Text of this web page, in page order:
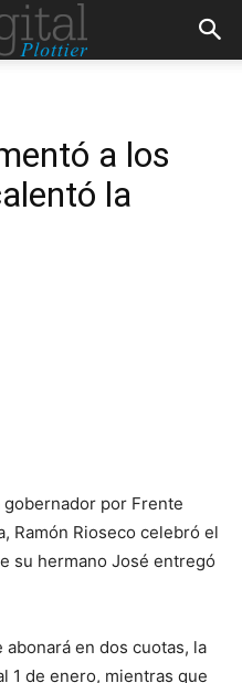
a los
la
gobernador por Frente
Ramón Rioseco celebró el
su hermano José entregó
en dos cuotas, la
1 de enero, mientras que